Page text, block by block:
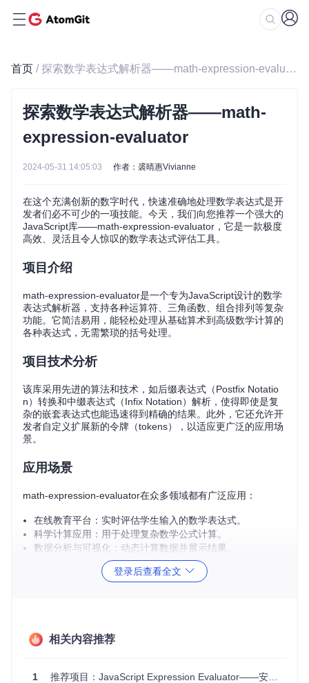
首页 / 探索数学表达式解析器——math-expression-evaluator
探索数学表达式解析器——math-
expression-evaluator
2024-05-31 14:05:03 作者：裘晴惠Vivianne
在这个充满创新的数字时代，快速准确地处理数学表达式是开
发者们必不可少的一项技能。今天，我们向您推荐一个强大的
JavaScript库——math-expression-evaluator，它是一款极度
高效、灵活且令人惊叹的数学表达式评估工具。
项目介绍
math-expression-evaluator是一个专为JavaScript设计的数学
表达式解析器，支持各种运算符、三角函数、组合排列等复杂
功能。它简洁易用，能轻松处理从基础算术到高级数学计算的
各种表达式，无需繁琐的括号处理。
项目技术分析
该库采用先进的算法和技术，如后缀表达式（Postfix Notatio
n）转换和中缀表达式（Infix Notation）解析，使得即使是复
杂的嵌套表达式也能迅速得到精确的结果。此外，它还允许开
发者自定义扩展新的令牌（tokens），以适应更广泛的应用场
景。
应用场景
math-expression-evaluator在众多领域都有广泛应用：
在线教育平台：实时评估学生输入的数学表达式。
科学计算应用：用于处理复杂数学公式计算。
数据分析与可视化：动态计算数据并展示结果。
工具类网站：在线计算器或单元转换器等。
还是复杂的序列求和、乘积，都能瞬间得出结果。
灵活性强 ：支持无括号表达式，使代码更简洁，读写更方
功能丰富：内置包括三角函数在内的多种数学函数，并提
登录后查看全文
相关内容推荐
1 推荐项目：JavaScript Expression Evaluator——安全的数学表达式解析器